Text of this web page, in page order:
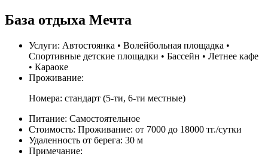
База отдыха Мечта
Услуги: Автостоянка • Волейбольная площадка •
Спортивные детские площадки • Бассейн • Летнее кафе
• Караоке
Проживание:
Номера: стандарт (5-ти, 6-ти местные)
Питание: Самостоятельное
Стоимость: Проживание: от 7000 до 18000 тг./сутки
Удаленность от берега: 30 м
Примечание: